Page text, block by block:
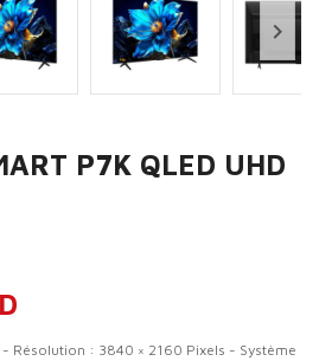

P7K QLED UHD
- Résolution : 3840 × 2160 Pixels - Système